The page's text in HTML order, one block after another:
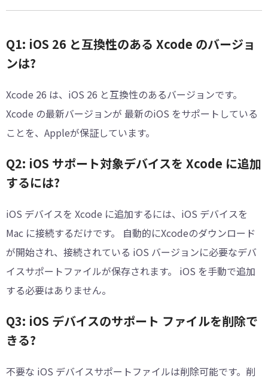
Q1: iOS 26 と互換性のある Xcode のバージョ
ンは?
Xcode 26 は、iOS 26 と互換性のあるバージョンです。
Xcode の最新バージョンが 最新のiOS をサポートしている
ことを、Appleが保証しています。
Q2: iOS サポート対象デバイスを Xcode に追加
するには?
iOS デバイスを Xcode に追加するには、iOS デバイスを
Mac に接続するだけです。 自動的にXcodeのダウンロード
が開始され、接続されている iOS バージョンに必要なデバ
イスサポートファイルが保存されます。 iOS を手動で追加
する必要はありません。
Q3: iOS デバイスのサポート ファイルを削除で
きる?
不要な iOS デバイスサポートファイルは削除可能です。削